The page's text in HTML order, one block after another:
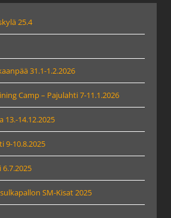
25.4
31.1-1.2.2026
Camp – Pajulahti 7-11.1.2026
13.-14.12.2025
9-10.8.2025
SM-Kisat 2025